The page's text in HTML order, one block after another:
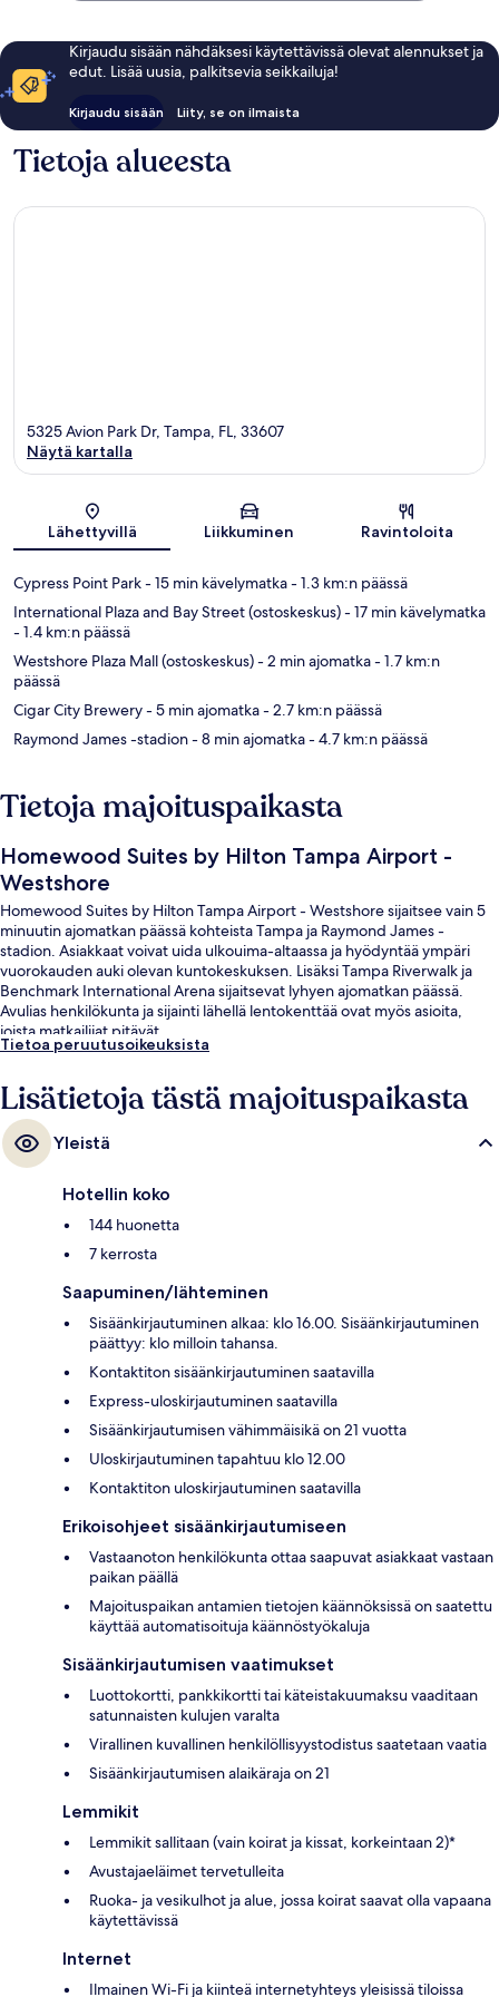
Kirjaudu sisään nähdäksesi käytettävissä olevat alennukset ja
edut. Lisää uusia, palkitsevia seikkailuja!
Kirjaudu sisään Liity, se on ilmaista
Tietoja alueesta
Kartta
5325 Avion Park Dr, Tampa, FL, 33607
Näytä kartalla
Lähettyvillä Liikkuminen Ravintoloita
Cypress Point Park- 15 min kävelymatka- 1.3 km:n päässä
International Plaza and Bay Street (ostoskeskus)- 17 min kävelymatka
- 1.4 km:n päässä
Westshore Plaza Mall (ostoskeskus)- 2 min ajomatka- 1.7 km:n
päässä
Cigar City Brewery- 5 min ajomatka- 2.7 km:n päässä
Raymond James -stadion- 8 min ajomatka- 4.7 km:n päässä
Tietoja majoituspaikasta
Homewood Suites by Hilton Tampa Airport -
Westshore
Homewood Suites by Hilton Tampa Airport - Westshore sijaitsee vain 5
minuutin ajomatkan päässä kohteista Tampa ja Raymond James -
stadion. Asiakkaat voivat uida ulkouima-altaassa ja hyödyntää ympäri
vuorokauden auki olevan kuntokeskuksen. Lisäksi Tampa Riverwalk ja
Benchmark International Arena sijaitsevat lyhyen ajomatkan päässä.
Avulias henkilökunta ja sijainti lähellä lentokenttää ovat myös asioita,
joista matkailijat pitävät.
Tietoa peruutusoikeuksista
Lisätietoja tästä majoituspaikasta
Yleistä
Hotellin koko
144 huonetta
7 kerrosta
Saapuminen/lähteminen
Sisäänkirjautuminen alkaa: klo 16.00. Sisäänkirjautuminen
päättyy: klo milloin tahansa.
Kontaktiton sisäänkirjautuminen saatavilla
Express-uloskirjautuminen saatavilla
Sisäänkirjautumisen vähimmäisikä on 21 vuotta
Uloskirjautuminen tapahtuu klo 12.00
Kontaktiton uloskirjautuminen saatavilla
Erikoisohjeet sisäänkirjautumiseen
Vastaanoton henkilökunta ottaa saapuvat asiakkaat vastaan
paikan päällä
Majoituspaikan antamien tietojen käännöksissä on saatettu
käyttää automatisoituja käännöstyökaluja
Sisäänkirjautumisen vaatimukset
Luottokortti, pankkikortti tai käteistakuumaksu vaaditaan
satunnaisten kulujen varalta
Virallinen kuvallinen henkilöllisyystodistus saatetaan vaatia
Sisäänkirjautumisen alaikäraja on 21
Lemmikit
Lemmikit sallitaan (vain koirat ja kissat, korkeintaan 2)*
Avustajaeläimet tervetulleita
Ruoka- ja vesikulhot ja alue, jossa koirat saavat olla vapaana
käytettävissä
Internet
Ilmainen Wi-Fi ja kiinteä internetyhteys yleisissä tiloissa